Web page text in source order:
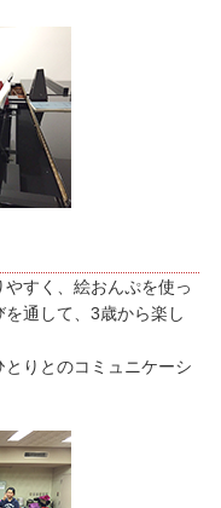
すく、絵おんぷを使っ
通して、3歳から楽し
りとのコミュニケーシ